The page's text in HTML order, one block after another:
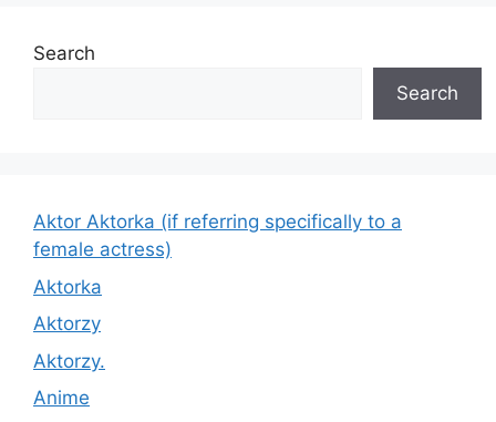
Search
Search
Aktor Aktorka (if referring specifically to a
female actress)
Aktorka
Aktorzy
Aktorzy.
Anime